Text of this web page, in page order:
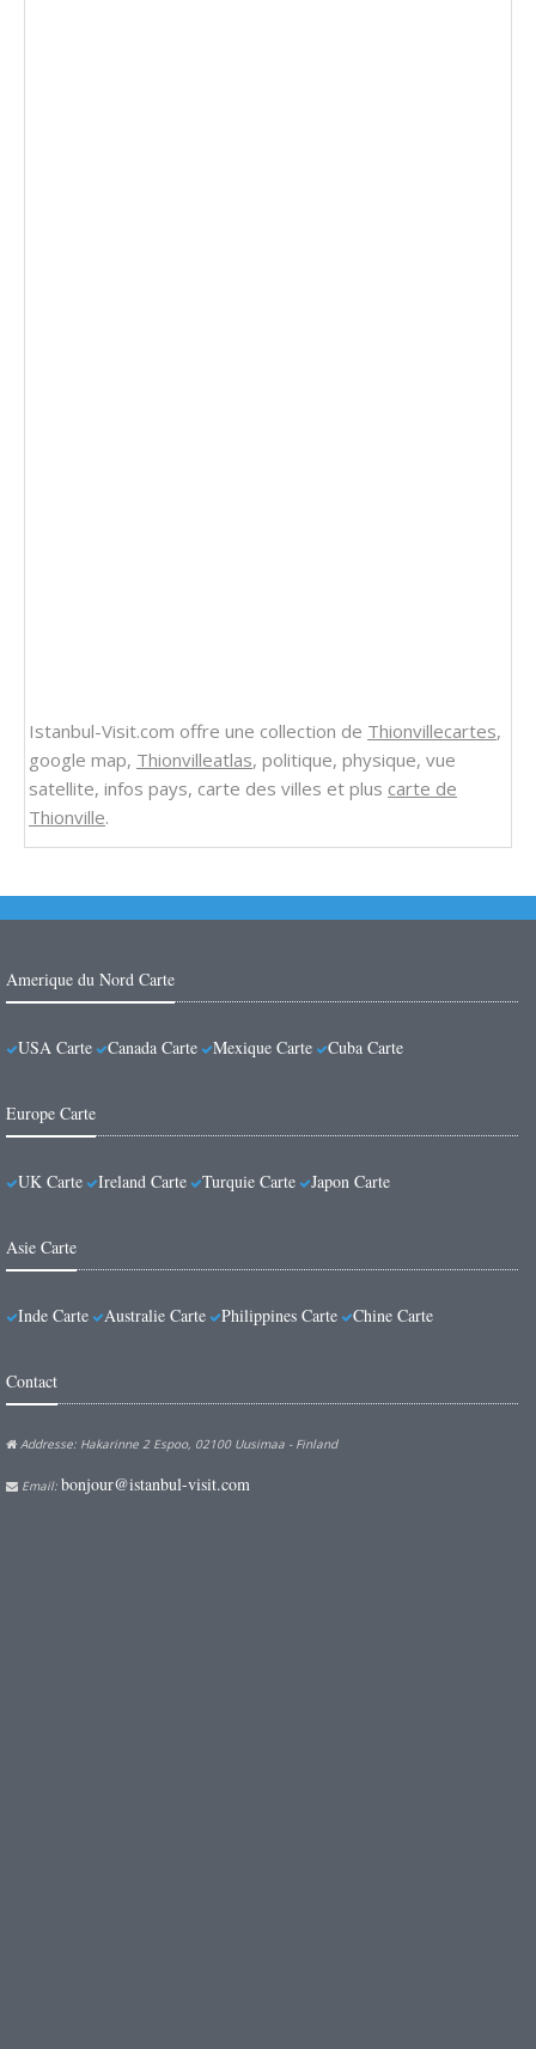
Istanbul-Visit.com offre une collection de Thionvillecartes,
google map, Thionvilleatlas, politique, physique, vue
satellite, infos pays, carte des villes et plus carte de
Thionville.
Amerique du Nord Carte
USA Carte Canada Carte Mexique Carte Cuba Carte
Europe Carte
UK Carte Ireland Carte Turquie Carte Japon Carte
Asie Carte
Inde Carte Australie Carte Philippines Carte Chine Carte
Contact
Addresse: Hakarinne 2 Espoo, 02100 Uusimaa - Finland
Email: bonjour@istanbul-visit.com